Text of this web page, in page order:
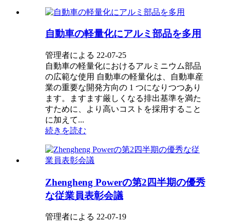
自動車の軽量化にアルミ部品を多用
管理者による 22-07-25
自動車の軽量化におけるアルミニウム部品
の広範な使用 自動車の軽量化は、自動車産
業の重要な開発方向の 1 つになりつつあり
ます。ますます厳しくなる排出基準を満た
すために、より高いコストを採用すること
に加えて...
続きを読む
Zhengheng Powerの第2四半期の優秀
な従業員表彰会議
管理者による 22-07-19